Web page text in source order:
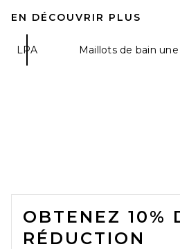
EN DÉCOUVRIR PLUS
LPA Maillots de bain
FOOTER
OBTENEZ 10%
RÉDUCTION